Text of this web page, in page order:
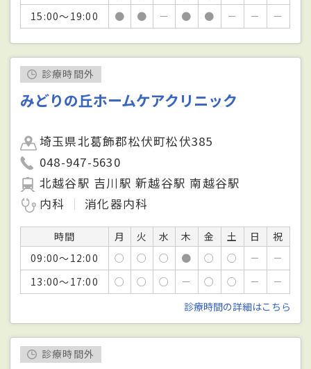
15:00～19:00
● ● － ● ● － － －
診療時間外
みどりの丘ホームケアクリニック
埼玉県北葛飾郡松伏町松伏385
048-947-5630
北越谷駅 吉川駅 新越谷駅 南越谷駅
内科
消化器内科
時間 月 火 水 木 金 土 日
祝
09:00～12:00
○ ○ ○ ● ○ ○ －
－
13:00～17:00
○ ○ ○ － ○ ○ －
－
診療時間の詳細はこちら
診療時間外